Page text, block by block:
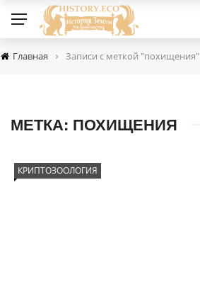
Главная › Записи с меткой "похищения"
МЕТКА: ПОХИЩЕНИЯ
КРИПТОЗООЛОГИЯ